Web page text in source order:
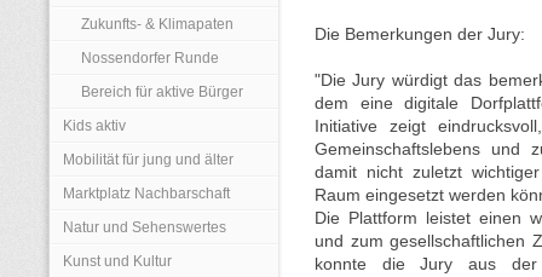
Zukunfts- & Klimapaten
Nossendorfer Runde
Bereich für aktive Bürger
Kids aktiv
Mobilität für jung und älter
Marktplatz Nachbarschaft
Natur und Sehenswertes
Kunst und Kultur
Die Bemerkungen der Jury:
"Die Jury würdigt das
dem eine digitale
Initiative zeigt
Gemeinschaftslebens und
damit nicht zuletzt
Raum eingesetzt werden
Die Plattform leistet einen
und zum gesellschaftlichen
konnte die Jury aus der